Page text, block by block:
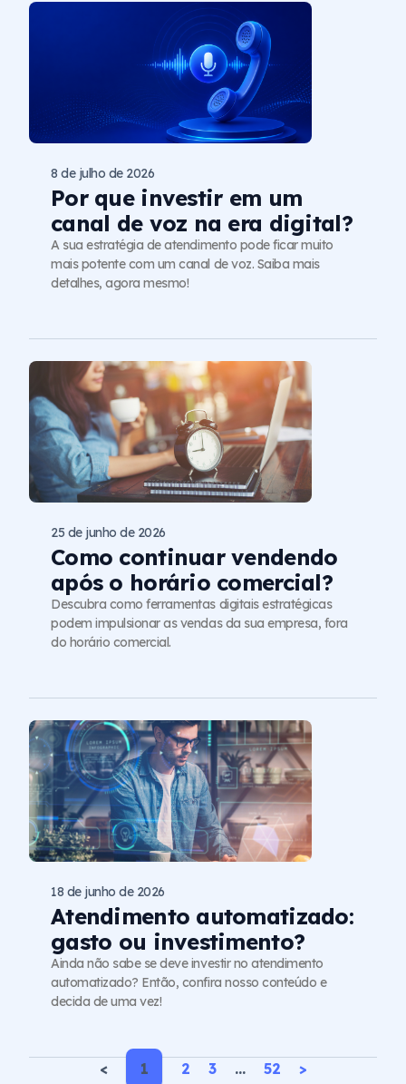
Por que investir em um
canal de voz na era digital?
8 de julho de 2026
A sua estratégia de atendimento pode ficar muito
mais potente com um canal de voz. Saiba mais
detalhes, agora mesmo!
Como continuar vendendo
após o horário comercial?
25 de junho de 2026
Descubra como ferramentas digitais estratégicas
podem impulsionar as vendas da sua empresa, fora
do horário comercial.
Atendimento automatizado:
gasto ou investimento?
18 de junho de 2026
Ainda não sabe se deve investir no atendimento
automatizado? Então, confira nosso conteúdo e
decida de uma vez!
< 1 2 3 … 52 >